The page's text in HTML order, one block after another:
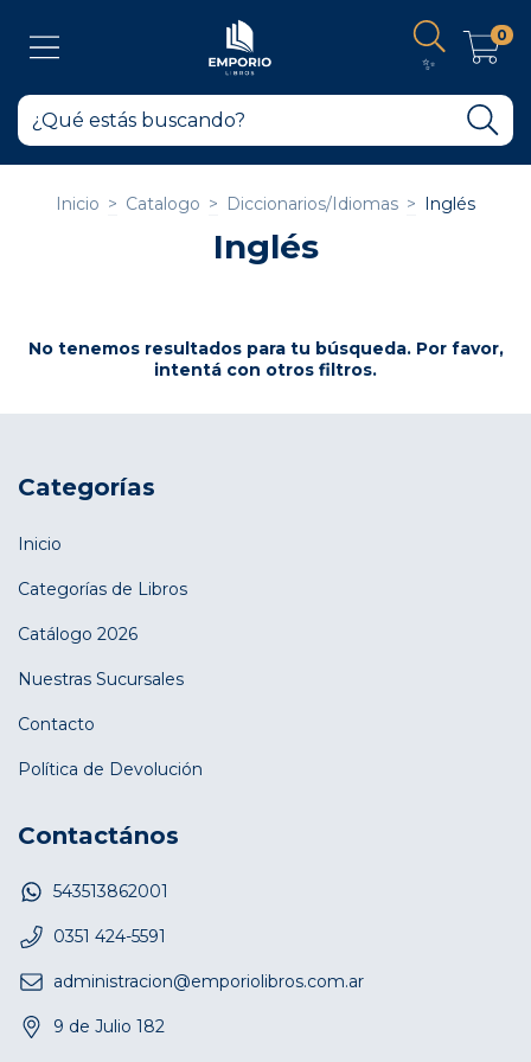
✨
0
Inicio > Catalogo > Diccionarios/Idiomas > Inglés
Inglés
No tenemos resultados para tu búsqueda. Por favor,
intentá con otros filtros.
Categorías
Inicio
Categorías de Libros
Catálogo 2026
Nuestras Sucursales
Contacto
Política de Devolución
Contactános
543513862001
0351 424-5591
administracion@emporiolibros.com.ar
9 de Julio 182